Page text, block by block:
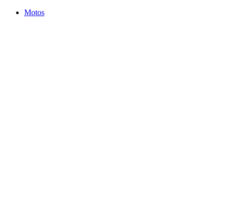
Motos